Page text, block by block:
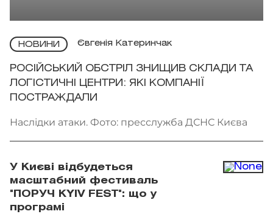
НОВИНИ Євгенія Катеринчак
РОСІЙСЬКИЙ ОБСТРІЛ ЗНИЩИВ СКЛАДИ ТА
ЛОГІСТИЧНІ ЦЕНТРИ: ЯКІ КОМПАНІЇ
ПОСТРАЖДАЛИ
Наслідки атаки. Фото: пресслужба ДСНС Києва
У Києві відбудеться
масштабний фестиваль
"ПОРУЧ KYIV FEST": що у
програмі